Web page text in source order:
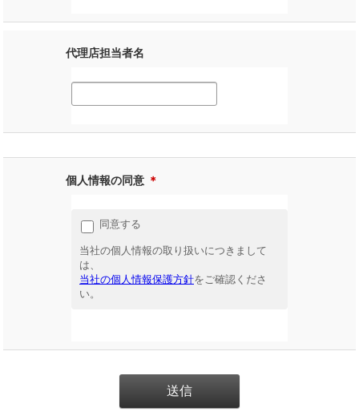
代理店担当者名
個人情報の同意 ＊
同意する
当社の個人情報の取り扱いにつきまして
は、
当社の個人情報保護方針をご確認くださ
い。